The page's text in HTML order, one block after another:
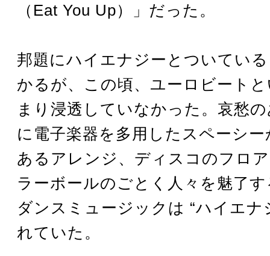
（Eat You Up）」だった。
邦題にハイエナジーとついてい
かるが、この頃、ユーロビート
まり浸透していなかった。哀愁
に電子楽器を多用したスペーシ
あるアレンジ、ディスコのフロ
ラーボールのごとく人々を魅了
ダンスミュージックは “ハイエナ
れていた。